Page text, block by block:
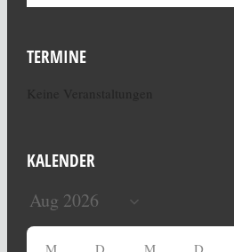
TERMINE
KALENDER
M D M D